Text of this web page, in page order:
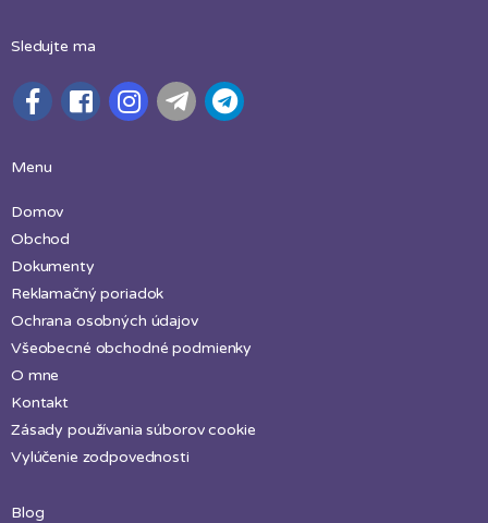
Sledujte ma
Menu
Domov
Obchod
Dokumenty
Reklamačný poriadok
Ochrana osobných údajov
Všeobecné obchodné podmienky
O mne
Kontakt
Zásady používania súborov cookie
Vylúčenie zodpovednosti
Blog